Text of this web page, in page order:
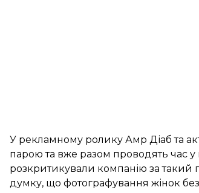
У рекламному ролику Амр Діаб та
парою та вже разом проводять час
розкритикували компанію за такий
думку, що фотографування жінок